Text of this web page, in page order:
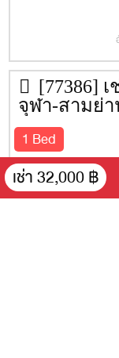
[77386]
จุฬา-สามย่า
Samyan] 35
1 Bed
เช่า 32,000 ฿